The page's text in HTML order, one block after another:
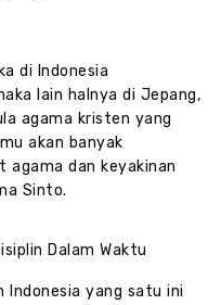
di Indonesia
lain halnya di Jepang,
agama kristen yang
akan banyak
agama dan keyakinan
Sinto.
Dalam Waktu
Indonesia yang satu ini